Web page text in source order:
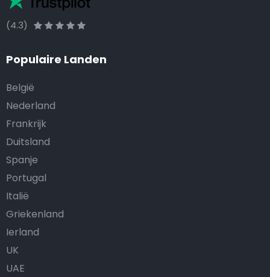
(4.3)
Populaire Landen
België
Nederland
Frankrijk
Duitsland
Spanje
Portugal
Italië
Griekenland
Ierland
UK
UAE